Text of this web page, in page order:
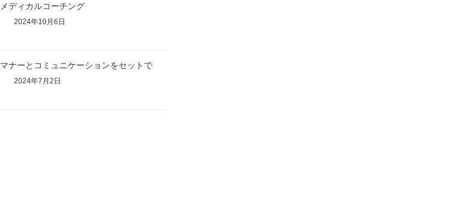
メディカルコーチング
2024年10月6日
マナーとコミュニケーションをセットで
2024年7月2日